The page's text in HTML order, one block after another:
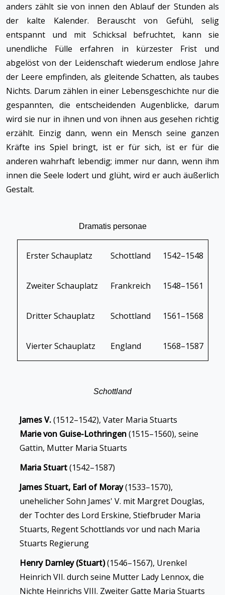
anders zählt sie von innen den Ablauf der Stunden als
der kalte Kalender. Berauscht von Gefühl, selig
entspannt und mit Schicksal befruchtet, kann sie
unendliche Fülle erfahren in kürzester Frist und
abgelöst von der Leidenschaft wiederum endlose Jahre
der Leere empfinden, als gleitende Schatten, als taubes
Nichts. Darum zählen in einer Lebensgeschichte nur die
gespannten, die entscheidenden Augenblicke, darum
wird sie nur in ihnen und von ihnen aus gesehen richtig
erzählt. Einzig dann, wenn ein Mensch seine ganzen
Kräfte ins Spiel bringt, ist er für sich, ist er für die
anderen wahrhaft lebendig; immer nur dann, wenn ihm
innen die Seele lodert und glüht, wird er auch äußerlich
Gestalt.
Dramatis personae
Erster Schauplatz Schottland 1542–1548
Zweiter Schauplatz Frankreich 1548–1561
Dritter Schauplatz Schottland 1561–1568
Vierter Schauplatz England 1568–1587
Schottland
James V.(1512–1542), Vater Maria Stuarts
Marie von Guise-Lothringen(1515–1560), seine
Gattin, Mutter Maria Stuarts
Maria Stuart(1542–1587)
James Stuart, Earl of Moray(1533–1570),
unehelicher Sohn James' V. mit Margret Douglas,
der Tochter des Lord Erskine, Stiefbruder Maria
Stuarts, Regent Schottlands vor und nach Maria
Stuarts Regierung
Henry Darnley (Stuart)(1546–1567), Urenkel
Heinrich VII. durch seine Mutter Lady Lennox, die
Nichte Heinrichs VIII. Zweiter Gatte Maria Stuarts